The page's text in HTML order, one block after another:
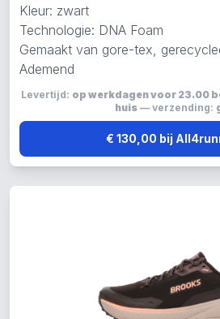
Kleur: zwart
Technologie: DNA Foam
Gemaakt van gore-tex,
Ademend
Levertijd: op werkdagen voor 23.00
huis— verzending:
€ 130,00 bij